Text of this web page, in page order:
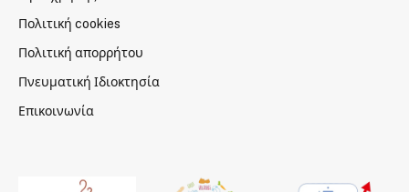
Πολιτική cookies
Πολιτική απορρήτου
Πνευματική Ιδιοκτησία
Επικοινωνία